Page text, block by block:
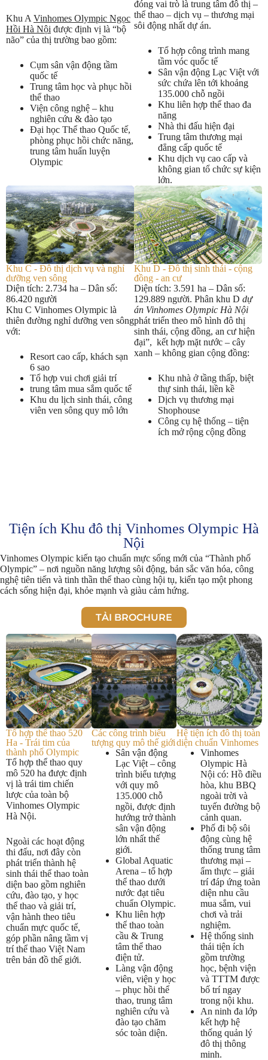
Nhận báo giá sớm nhất các dự án Vin Olympic
Nhận báo giá sớm nhất các dự án Vin Olympic
Khu A Vinhomes Olympic Ngọc
Hồi Hà Nội được định vị là “bộ
não” của thị trường bao gồm:
Cụm sân vận động tầm
quốc tế
Trung tâm học và phục hồi
thể thao
Viện công nghệ – khu
nghiên cứu & đào tạo
Đại học Thể thao Quốc tế,
phòng phục hồi chức năng,
trung tâm huấn luyện
Olympic
đóng vai trò là trung tâm đô thị –
thể thao – dịch vụ – thương mại
sôi động nhất dự án.
Tổ hợp công trình mang
tầm vóc quốc tế
Sân vận động Lạc Việt với
sức chứa lên tới khoảng
135.000 chỗ ngồi
Khu liên hợp thể thao đa
năng
Nhà thi đấu hiện đại
Trung tâm thương mại
đẳng cấp quốc tế
Khu dịch vụ cao cấp và
không gian tổ chức sự kiện
lớn.
Khu C - Đô thị dịch vụ và nghỉ
dưỡng ven sông​
Diện tích: 2.734 ha – Dân số:
86.420 người
Khu C Vinhomes Olympic là
thiên đường nghỉ dưỡng ven sông
với:
Resort cao cấp, khách sạn
6 sao
Tổ hợp vui chơi giải trí
trung tâm mua sắm quốc tế
Khu du lịch sinh thái, công
viên ven sông quy mô lớn
Khu D - Đô thị sinh thái - cộng
đồng - an cư
Diện tích: 3.591 ha – Dân số:
129.889 người. Phân khu D dự
án Vinhomes Olympic Hà Nội
phát triển theo mô hình đô thị
sinh thái, cộng đồng, an cư hiện
đại”, kết hợp mặt nước – cây
xanh – không gian cộng đồng:
Khu nhà ở tầng thấp, biệt
thự sinh thái, liền kề
Dịch vụ thương mại
Shophouse
Công cụ hệ thống – tiện
ích mở rộng cộng đồng
Tiện ích Khu đô thị Vinhomes Olympic Hà
Nội
Vinhomes Olympic kiến tạo chuẩn mực sống mới của “Thành phố
Olympic” – nơi nguồn năng lượng sôi động, bản sắc văn hóa, công
nghệ tiên tiến và tinh thần thể thao cùng hội tụ, kiến tạo một phong
cách sống hiện đại, khỏe mạnh và giàu cảm hứng.
TẢI BROCHURE
TẢI BROCHURE
Tổ hợp thể thao 520
Ha - Trái tim của
thành phố Olympic
Tổ hợp thể thao quy
mô 520 ha được định
vị là trái tim chiến
lược của toàn bộ
Vinhomes Olympic
Hà Nội.
Ngoài các hoạt động
thi đấu, nơi đây còn
phát triển thành hệ
sinh thái thể thao toàn
diện bao gồm nghiên
cứu, đào tạo, y học
thể thao và giải trí,
vận hành theo tiêu
chuẩn mực quốc tế,
góp phần nâng tầm vị
trí thể thao Việt Nam
trên bản đồ thế giới.
Các công trình biểu
tượng quy mô thế giới
Sân vận động
Lạc Việt – công
trình biểu tượng
với quy mô
135.000 chỗ
ngồi, được định
hướng trở thành
sân vận động
lớn nhất thế
giới.
Global Aquatic
Arena – tổ hợp
thể thao dưới
nước đạt tiêu
chuẩn Olympic.
Khu liên hợp
thể thao toàn
cầu & Trung
tâm thể thao
điện tử.
Làng vận động
viên, viện y học
– phục hồi thể
thao, trung tâm
nghiên cứu và
đào tạo chăm
sóc toàn diện.
Hệ tiện ích đô thị toàn
diện chuẩn Vinhomes
Vinhomes
Olympic Hà
Nội có: Hồ điều
hòa, khu BBQ
ngoài trời và
tuyến đường bộ
cảnh quan.
Phố đi bộ sôi
động cùng hệ
thống trung tâm
thương mại –
ẩm thực – giải
trí đáp ứng toàn
diện nhu cầu
mua sắm, vui
chơi và trải
nghiệm.
Hệ thống sinh
thái tiện ích
gồm trường
học, bệnh viện
và TTTM được
bố trí ngay
trong nội khu.
An ninh đa lớp
kết hợp hệ
thống quản lý
đô thị thông
minh.
Booking dự án Vinhomes Olympic
Liên hệ tư vấn các dự án Vin Olympic